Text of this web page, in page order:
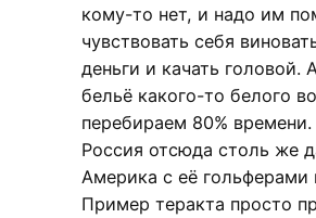
кому-то нет, и надо им
чувствовать себя
деньги и качать головой.
бельё какого-то белого
перебираем 80% времени.
Россия отсюда столь же
Америка с её гольферами
Пример теракта просто